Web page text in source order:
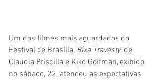
Um dos filmes mais aguardados do
Festival de Brasília, Bixa Travesty, de
Claudia Priscilla e Kiko Goifman, exibido
no sábado, 22, atendeu as expectativas